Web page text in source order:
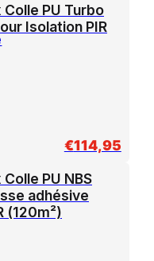
Colle PU Turbo
Isolation PIR
€114,95
Colle PU NBS
adhésive
(120m²)